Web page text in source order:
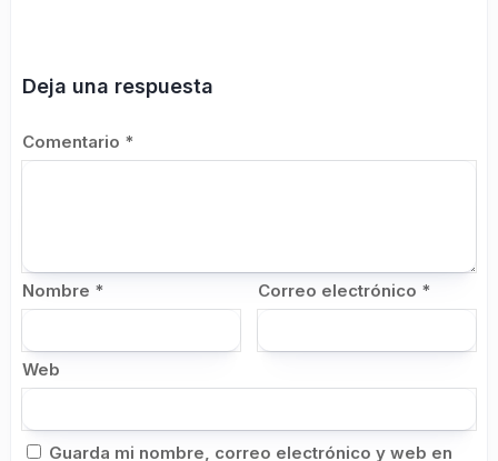
Deja una respuesta
Comentario *
Nombre * Correo electrónico *
Web
Guarda mi nombre, correo electrónico y web en